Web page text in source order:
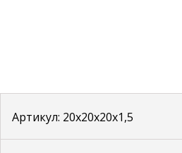
Артикул: 20x20x20x1,5